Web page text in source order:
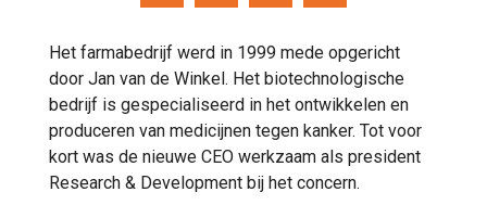
Het farmabedrijf werd in 1999 mede opgericht
door Jan van de Winkel. Het biotechnologische
bedrijf is gespecialiseerd in het ontwikkelen en
produceren van medicijnen tegen kanker. Tot voor
kort was de nieuwe CEO werkzaam als president
Research & Development bij het concern.